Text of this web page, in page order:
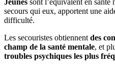
secours qui eux, apportent une
difficulté.
Les secouristes obtiennent des
champ de la santé mentale, et
troubles psychiques les plus